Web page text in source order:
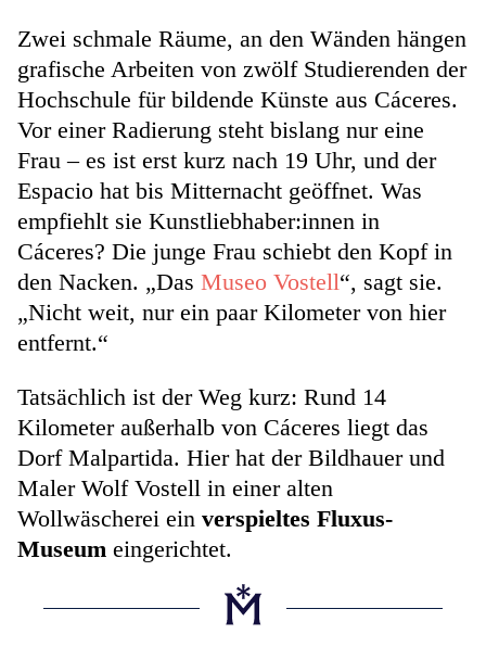
Zwei schmale Räume, an den Wänden hängen
grafische Arbeiten von zwölf Studierenden der
Hochschule für bildende Künste aus Cáceres.
Vor einer Radierung steht bislang nur eine
Frau – es ist erst kurz nach 19 Uhr, und der
Espacio hat bis Mitternacht geöffnet. Was
empfiehlt sie Kunstliebhaber:innen in
Cáceres? Die junge Frau schiebt den Kopf in
den Nacken. „Das Museo Vostell“, sagt sie.
„Nicht weit, nur ein paar Kilometer von hier
entfernt.“
Tatsächlich ist der Weg kurz: Rund 14
Kilometer außerhalb von Cáceres liegt das
Dorf Malpartida. Hier hat der Bildhauer und
Maler Wolf Vostell in einer alten
Wollwäscherei ein verspieltes Fluxus-
Museum eingerichtet.